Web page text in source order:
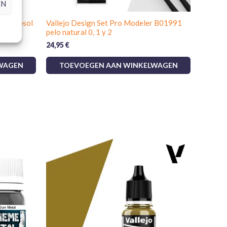
toe aan je schildersset om subtiele schaduw- en
overgangen tussen tinten vloeiend te laten
Aerosol
Vallejo Design Set Pro Modeler B01991
pelo natural 0, 1 y 2
24,95€
TOEVOEGEN AAN WINKELWAGEN